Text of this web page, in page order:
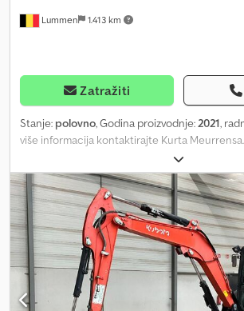
Lummen 1.413 km
Zatražiti
Stanje: polovno, Godina proizvodnje:2021,
više informacija kontaktirajte Kurta